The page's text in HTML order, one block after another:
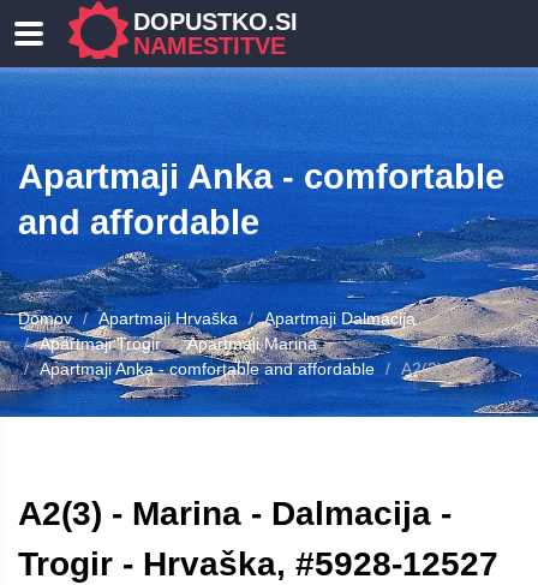
DOPUSTKO.SI
NAMESTITVE
Apartmaji Anka - comfortable
and affordable
Domov Apartmaji Hrvaška
Apartmaji Dalmacija
Apartmaji Trogir
Apartmaji Marina
Apartmaji Anka - comfortable and affordable
A2(3)
A2(3) - Marina - Dalmacija -
Trogir - Hrvaška, #5928-12527